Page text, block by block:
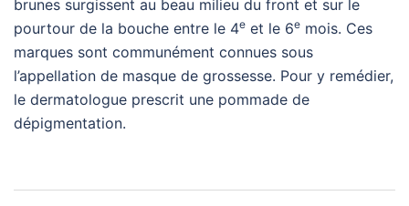
brunes surgissent au beau milieu du front et sur le
pourtour de la bouche entre le 4e et le 6e mois. Ces
marques sont communément connues sous
l’appellation de masque de grossesse. Pour y remédier,
le dermatologue prescrit une pommade de
dépigmentation.